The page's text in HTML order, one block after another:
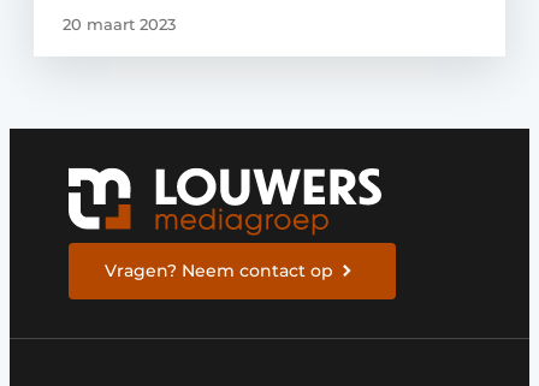
20 maart 2023
Vragen? Neem contact op